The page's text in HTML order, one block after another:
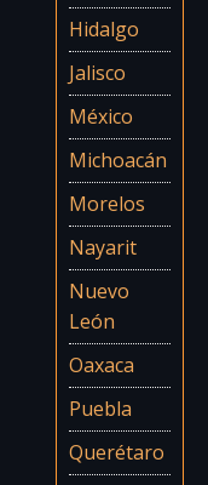
Hidalgo
Jalisco
México
Michoacán
Morelos
Nayarit
Nuevo
León
Oaxaca
Puebla
Querétaro